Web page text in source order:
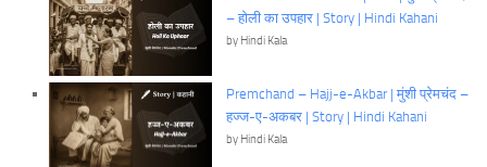
– होली का उपहार | Story | Hindi Kahani
by Hindi Kala
Premchand – Hajj-e-Akbar | मुंशी प्रेमचंद –
हज्ज-ए-अकबर | Story | Hindi Kahani
by Hindi Kala